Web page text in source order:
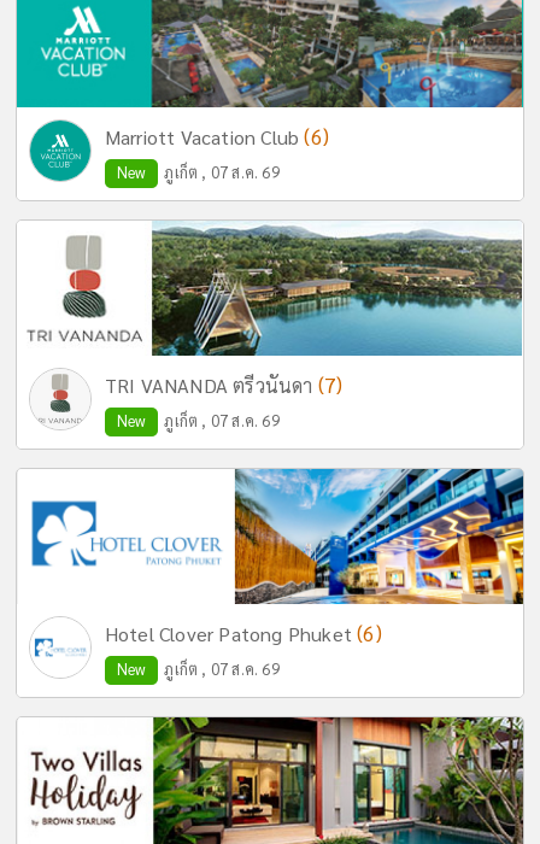
Marriott Vacation Club(6)
New ภูเก็ต , 07 ส.ค. 69
TRI VANANDA ตรีวนันดา (7)
New ภูเก็ต , 07 ส.ค. 69
Hotel Clover Patong Phuket(6)
New ภูเก็ต , 07 ส.ค. 69